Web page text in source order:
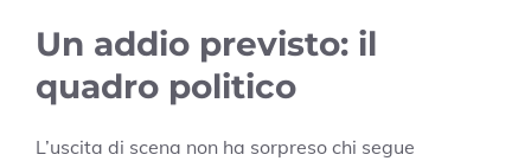
Un addio previsto: il
quadro politico
L’uscita di scena non ha sorpreso chi segue